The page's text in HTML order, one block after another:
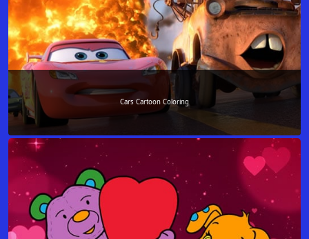
Cars Cartoon Coloring